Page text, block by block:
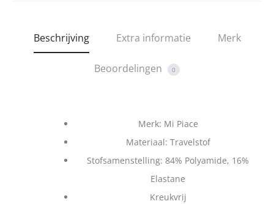
Beschrijving Extra informatie Merk
Beoordelingen 0
Merk: Mi Piace
Materiaal: Travelstof
Stofsamenstelling: 84% Polyamide, 16%
Elastane
Kreukvrij